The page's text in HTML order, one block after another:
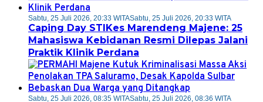
Sabtu, 25 Juli 2026, 20:33 WITASabtu, 25 Juli 2026, 20:33 WITA
Caping Day STIKes Marendeng Majene: 25
Mahasiswa Kebidanan Resmi Dilepas Jalani
Praktik Klinik Perdana
Sabtu, 25 Juli 2026, 08:35 WITASabtu, 25 Juli 2026, 08:36 WITA